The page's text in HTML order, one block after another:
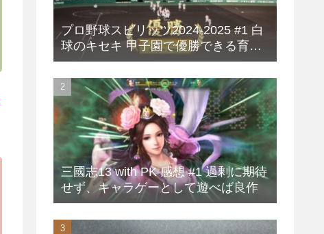
プロ野球スピリッツ2024-2025 #1 白
球のキセキ 甲子園で優勝できる育成
方法
三國志13 with PK 感想 #1 過剰に期待
せず、キャラゲーとして遊べば良作